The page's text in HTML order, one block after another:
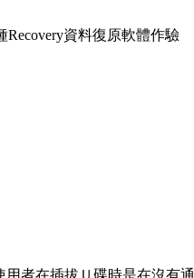
Recovery資料復原軟體作驗
者在插拔Ｕ碟時是在沒有通